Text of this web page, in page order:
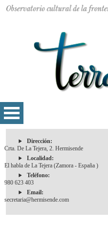
Dirección:
Crta. De La Tejera, 2. Hermisende
Localidad:
El habla de La Tejera (Zamora - España )
Teléfono:
980 623 403
Email:
secretaria@hermisende.com